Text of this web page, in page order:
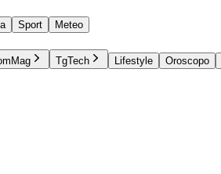
Sport
Meteo
TgTech Lifestyle Oroscopo